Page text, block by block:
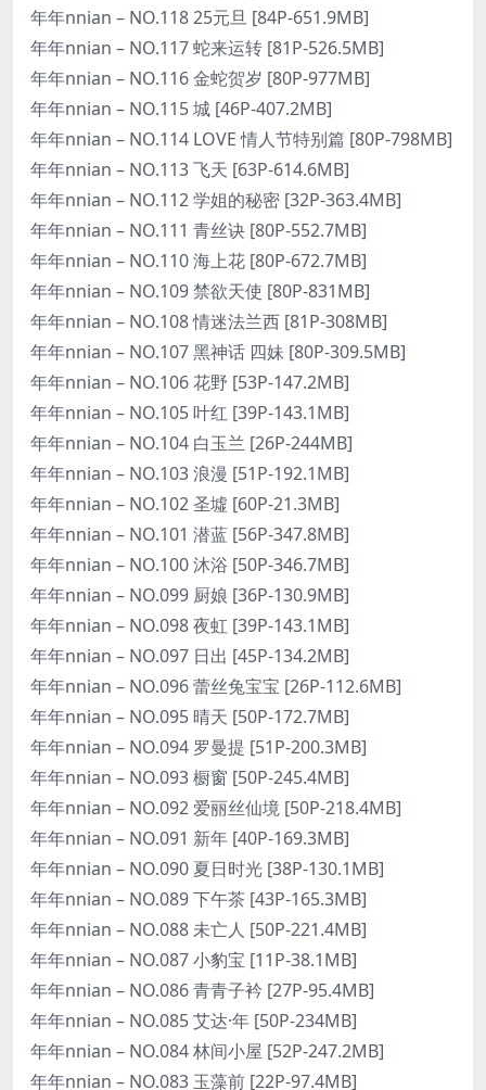
年年nnian – NO.118 25元旦 [84P-651.9MB]
年年nnian – NO.117 蛇来运转 [81P-526.5MB]
年年nnian – NO.116 金蛇贺岁 [80P-977MB]
年年nnian – NO.115 城 [46P-407.2MB]
年年nnian – NO.114 LOVE 情人节特别篇 [80P-798MB]
年年nnian – NO.113 飞天 [63P-614.6MB]
年年nnian – NO.112 学姐的秘密 [32P-363.4MB]
年年nnian – NO.111 青丝诀 [80P-552.7MB]
年年nnian – NO.110 海上花 [80P-672.7MB]
年年nnian – NO.109 禁欲天使 [80P-831MB]
年年nnian – NO.108 情迷法兰西 [81P-308MB]
年年nnian – NO.107 黑神话 四妹 [80P-309.5MB]
年年nnian – NO.106 花野 [53P-147.2MB]
年年nnian – NO.105 叶红 [39P-143.1MB]
年年nnian – NO.104 白玉兰 [26P-244MB]
年年nnian – NO.103 浪漫 [51P-192.1MB]
年年nnian – NO.102 圣墟 [60P-21.3MB]
年年nnian – NO.101 潜蓝 [56P-347.8MB]
年年nnian – NO.100 沐浴 [50P-346.7MB]
年年nnian – NO.099 厨娘 [36P-130.9MB]
年年nnian – NO.098 夜虹 [39P-143.1MB]
年年nnian – NO.097 日出 [45P-134.2MB]
年年nnian – NO.096 蕾丝兔宝宝 [26P-112.6MB]
年年nnian – NO.095 晴天 [50P-172.7MB]
年年nnian – NO.094 罗曼提 [51P-200.3MB]
年年nnian – NO.093 橱窗 [50P-245.4MB]
年年nnian – NO.092 爱丽丝仙境 [50P-218.4MB]
年年nnian – NO.091 新年 [40P-169.3MB]
年年nnian – NO.090 夏日时光 [38P-130.1MB]
年年nnian – NO.089 下午茶 [43P-165.3MB]
年年nnian – NO.088 未亡人 [50P-221.4MB]
年年nnian – NO.087 小豹宝 [11P-38.1MB]
年年nnian – NO.086 青青子衿 [27P-95.4MB]
年年nnian – NO.085 艾达·年 [50P-234MB]
年年nnian – NO.084 林间小屋 [52P-247.2MB]
年年nnian – NO.083 玉藻前 [22P-97.4MB]